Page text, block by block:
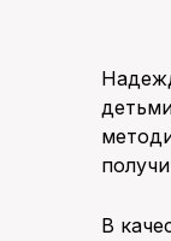
В